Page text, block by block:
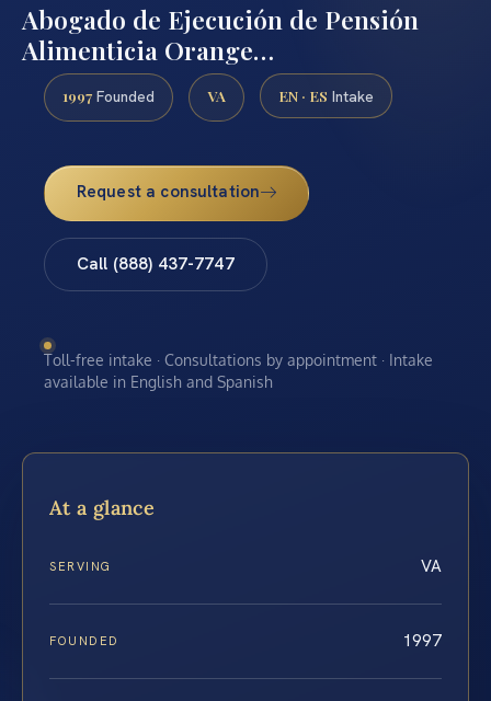
Abogado de Ejecución de Pensión
Alimenticia Orange…
1997 Founded VA EN · ES Intake
Request a consultation
Call (888) 437-7747
Toll-free intake · Consultations by appointment · Intake
available in English and Spanish
At a glance
SERVING VA
FOUNDED 1997